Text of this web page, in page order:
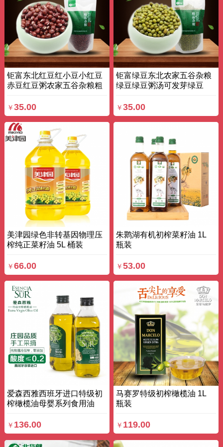
钜富东北红豆红小豆小红豆
赤豆红豆粥农家五谷杂粮粗
￥ 35.00
钜富绿豆东北农家五谷杂粮
绿豆绿豆粥汤可发芽绿豆
￥35.00
美津园绿色非转基因物理压
榨纯正菜籽油 5L 桶装
￥ 66.00
朱鹮湖有机初榨菜籽油 1L
瓶装
￥53.00
爱森西雅西班牙进口特级初
榨橄榄油母婴系列食用油
￥ 136.00
马赛罗特级初榨橄榄油 1L
瓶装
￥ 119.00